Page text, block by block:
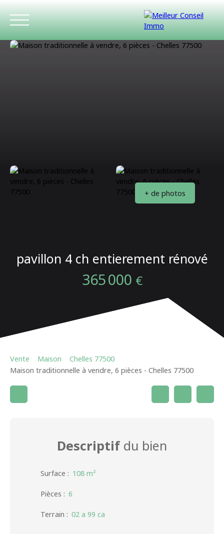
+ de photos
pavillon 4 ch entierement rénové
365 000 €
Vente Maison
Chelles 77500
Maison traditionnelle à vendre, 6 pièces - Chelles 77500
Descriptif du bien
Surface : 108 m²
Pièces : 6
Terrain : 02 a 99 ca